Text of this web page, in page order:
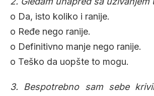
o Da, isto koliko i ranije.
o Ređe nego ranije.
o Definitivno manje nego ranije.
o Teško da uopšte to mogu.
3. Bespotrebno sam sebe